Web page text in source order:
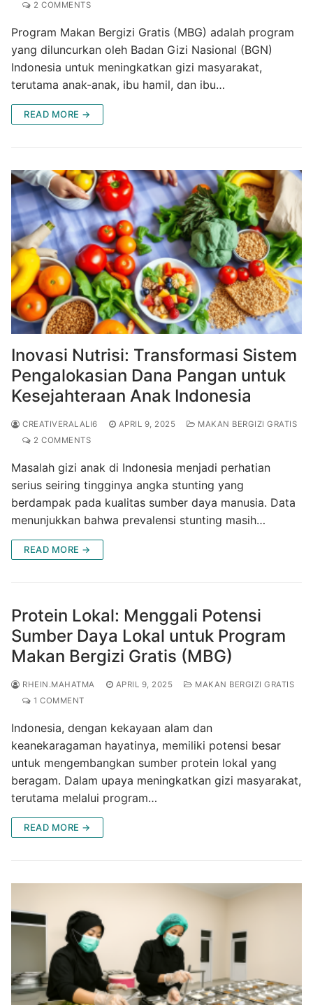
2 COMMENTS
Program Makan Bergizi Gratis (MBG) adalah program
yang diluncurkan oleh Badan Gizi Nasional (BGN)
Indonesia untuk meningkatkan gizi masyarakat,
terutama anak-anak, ibu hamil, dan ibu…
READ MORE →
Inovasi Nutrisi: Transformasi Sistem
Pengalokasian Dana Pangan untuk
Kesejahteraan Anak Indonesia
CREATIVERALALI6 APRIL 9, 2025
MAKAN BERGIZI GRATIS
2 COMMENTS
Masalah gizi anak di Indonesia menjadi perhatian
serius seiring tingginya angka stunting yang
berdampak pada kualitas sumber daya manusia. Data
menunjukkan bahwa prevalensi stunting masih…
READ MORE →
Protein Lokal: Menggali Potensi
Sumber Daya Lokal untuk Program
Makan Bergizi Gratis (MBG)
RHEIN.MAHATMA APRIL 9, 2025
MAKAN BERGIZI GRATIS
1 COMMENT
Indonesia, dengan kekayaan alam dan
keanekaragaman hayatinya, memiliki potensi besar
untuk mengembangkan sumber protein lokal yang
beragam. Dalam upaya meningkatkan gizi masyarakat,
terutama melalui program…
READ MORE →